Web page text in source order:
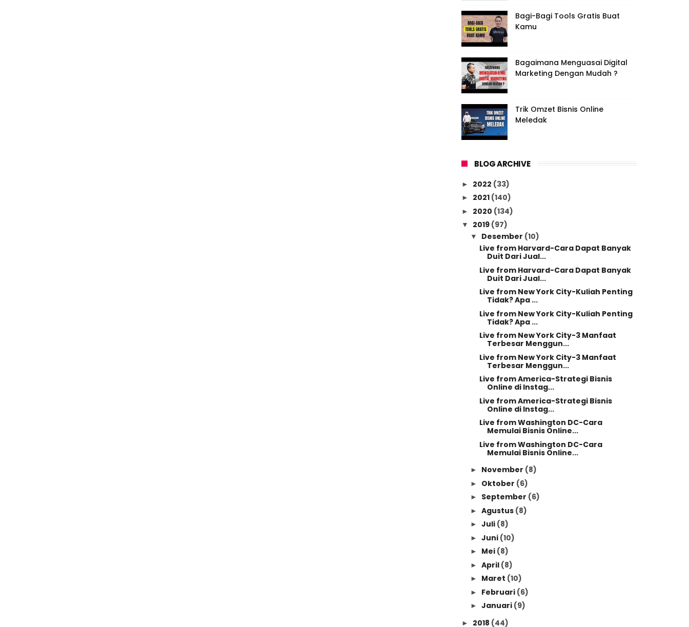
Bagi-Bagi Tools Gratis Buat
Kamu
Bagaimana Menguasai Digital
Marketing Dengan Mudah ?
Trik Omzet Bisnis Online
Meledak
BLOG ARCHIVE
► 2022 (33)
► 2021 (140)
► 2020 (134)
▼ 2019 (97)
▼ Desember (10)
Live from Harvard-Cara Dapat Banyak
Duit Dari Jual...
Live from Harvard-Cara Dapat Banyak
Duit Dari Jual...
Live from New York City-Kuliah Penting
Tidak? Apa ...
Live from New York City-Kuliah Penting
Tidak? Apa ...
Live from New York City-3 Manfaat
Terbesar Menggun...
Live from New York City-3 Manfaat
Terbesar Menggun...
Live from America-Strategi Bisnis
Online di Instag...
Live from America-Strategi Bisnis
Online di Instag...
Live from Washington DC-Cara
Memulai Bisnis Online...
Live from Washington DC-Cara
Memulai Bisnis Online...
► November (8)
► Oktober (6)
► September (6)
► Agustus (8)
► Juli (8)
► Juni (10)
► Mei (8)
► April (8)
► Maret (10)
► Februari (6)
► Januari (9)
► 2018 (44)